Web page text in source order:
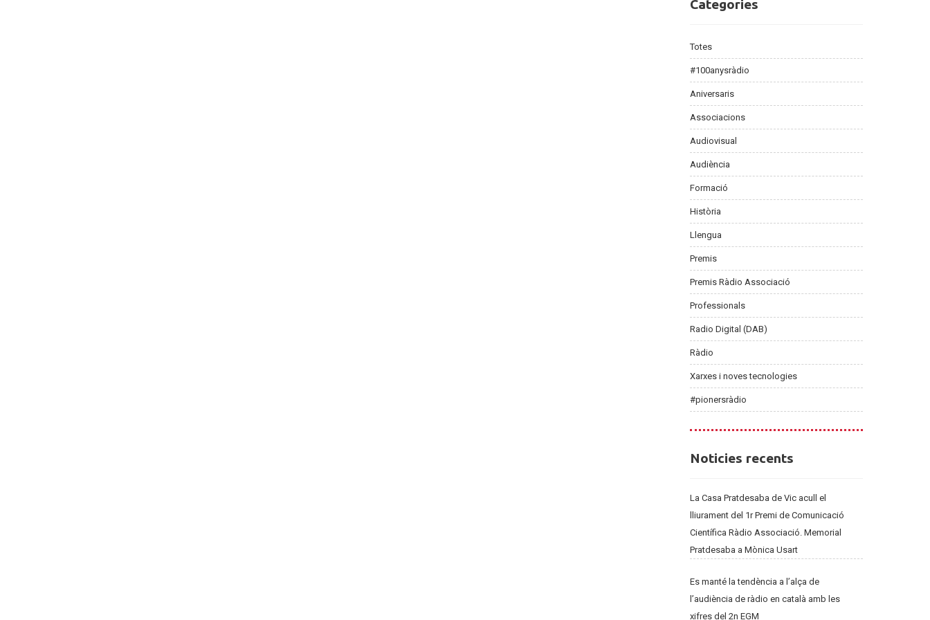
Categories
Totes
#100anysràdio
Aniversaris
Associacions
Audiovisual
Audiència
Formació
Història
Llengua
Premis
Premis Ràdio Associació
Professionals
Radio Digital (DAB)
Ràdio
Xarxes i noves tecnologies
#pionersràdio
Noticies
Noticies recents
La Casa Pratdesaba de Vic acull el
lliurament del 1r Premi de Comunicació
Científica Ràdio Associació. Memorial
Pratdesaba a Mònica Usart
Es manté la tendència a l’alça de
l’audiència de ràdio en català amb les
xifres del 2n EGM